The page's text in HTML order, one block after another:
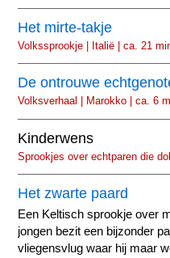
Het mirte-takje
Volkssprookje | Italië | ca. 21
De ontrouwe
Volksverhaal | Marokko | ca. 6
Kinderwens
Sprookjes over echtparen die
Het zwarte paard
Een Keltisch sprookje over
jongen bezit een bijzonder
vliegensvlug waar hij maar